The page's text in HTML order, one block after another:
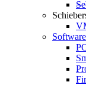
Software